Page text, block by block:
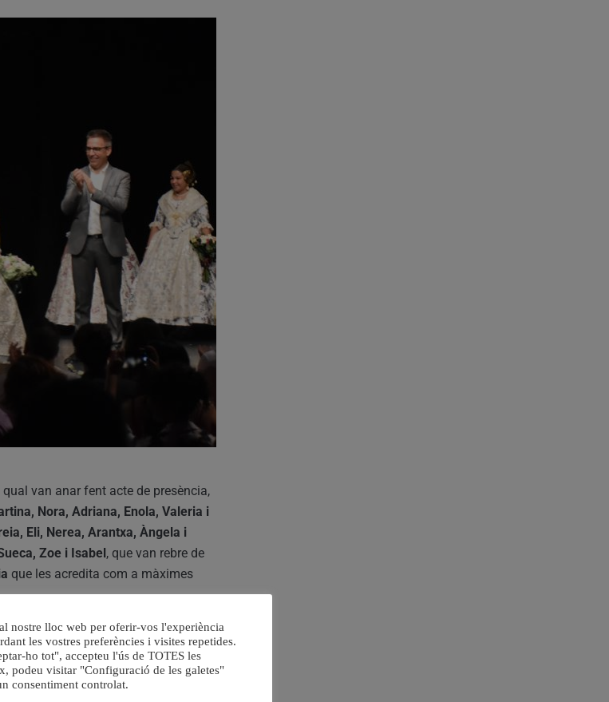
van anar fent acte de presència,
Nora, Adriana, Enola, Valeria i
Eli, Nerea, Arantxa, Àngela i
Zoe i Isabel , que van rebre de
que les acredita com a màximes
les quals van expressarel seu
tant per la Junta Local Fallera com
nostre lloc web per oferir-vos l'experiència
les vostres preferències i visites repetides.
ho tot", accepteu l'ús de TOTES les
podeu visitar "Configuració de les galetes"
consentiment controlat.